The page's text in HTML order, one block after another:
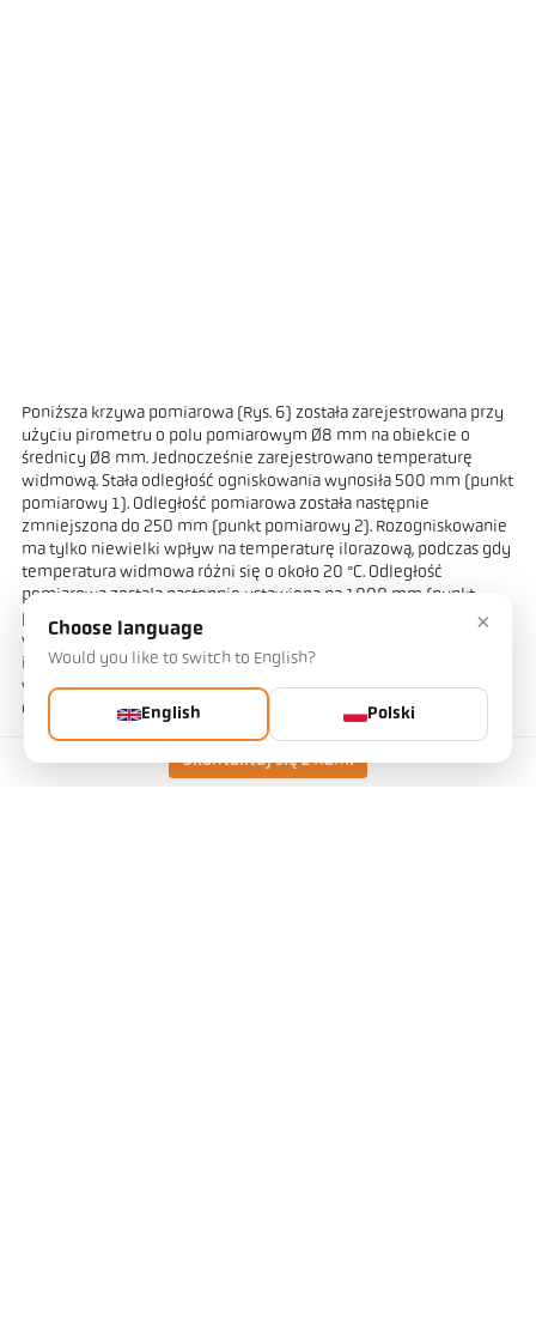
Skontaktuj się z nami
Poniższa krzywa pomiarowa (Rys. 6) została zarejestrowana przy
użyciu pirometru o polu pomiarowym Ø8 mm na obiekcie o
średnicy Ø8 mm. Jednocześnie zarejestrowano temperaturę
widmową. Stała odległość ogniskowania wynosiła 500 mm (punkt
pomiarowy 1). Odległość pomiarowa została następnie
zmniejszona do 250 mm (punkt pomiarowy 2). Rozogniskowanie
ma tylko niewielki wpływ na temperaturę ilorazową, podczas gdy
temperatura widmowa różni się o około 20 °C. Odległość
pomiarowa została następnie ustawiona na 1000 mm (punkt
pomiarowy 3). Pole pomiarowe pirometru jest dwukrotnie
większe od mierzonego obiektu. Ponownie, temperatura
ilorazowa pozostaje prawie na tym samym poziomie. Natomiast
wartość widmowa gwałtownie spada z powodu rozogniskowania i
częściowego oświetlenia.
×
Choose language
Would you like to switch to English?
English Polski